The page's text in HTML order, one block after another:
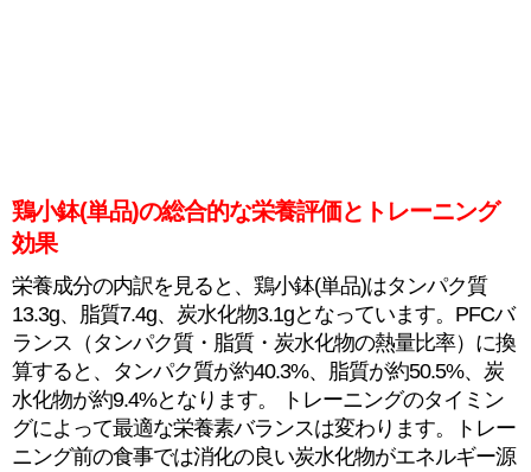
鶏小鉢(単品)の総合的な栄養評価とトレーニング
効果
栄養成分の内訳を見ると、鶏小鉢(単品)はタンパク質
13.3g、脂質7.4g、炭水化物3.1gとなっています。PFCバ
ランス（タンパク質・脂質・炭水化物の熱量比率）に換
算すると、タンパク質が約40.3%、脂質が約50.5%、炭
水化物が約9.4%となります。 トレーニングのタイミン
グによって最適な栄養素バランスは変わります。トレー
ニング前の食事では消化の良い炭水化物がエネルギー源